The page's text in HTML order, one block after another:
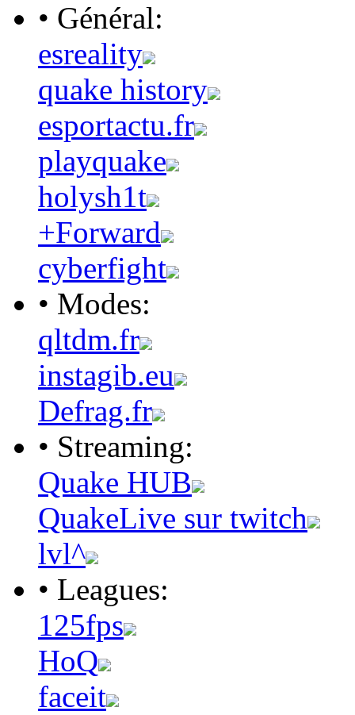
• Général:
esreality
quake history
esportactu.fr
playquake
holysh1t
+Forward
cyberfight
• Modes:
qltdm.fr
instagib.eu
Defrag.fr
• Streaming:
Quake HUB
QuakeLive sur twitch
lvl^
• Leagues:
125fps
HoQ
faceit